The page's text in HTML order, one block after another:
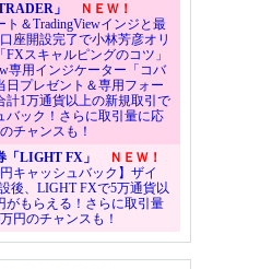
」
ＮＥＷ！
ト＆TradingViewインジと最
座開設完了で小林芳彦オリ
スキャルピングのコツ」
専用インジケーター「コバ
日プレゼント＆専用フォー
計1万通貨以上の新規取引で
バック！さらに取引量に応
チャンスも！
「LIGHT FX」
ＮＥＷ！
円キャッシュバック】ザイ
後、LIGHT FXで5万通貨以
がもらえる！さらに取引量
円のチャンスも！